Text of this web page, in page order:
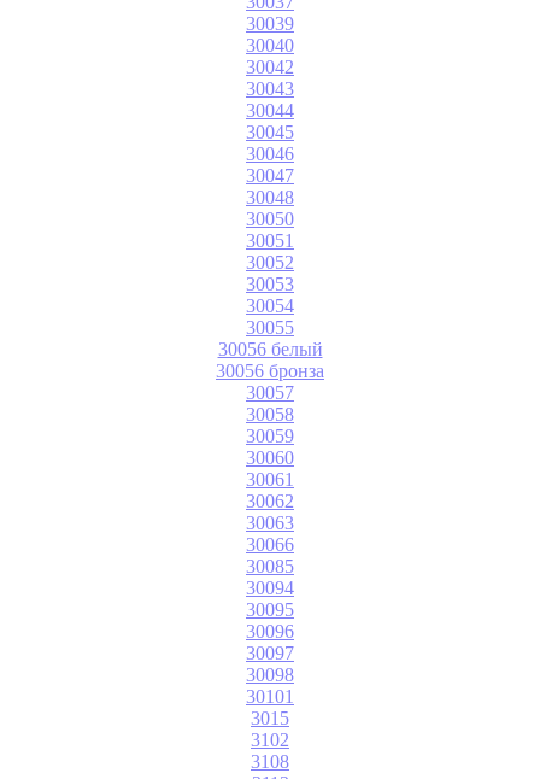
30039
30040
30042
30043
30044
30045
30046
30047
30048
30050
30051
30052
30053
30054
30055
30056 белый
30056 бронза
30057
30058
30059
30060
30061
30062
30063
30066
30085
30094
30095
30096
30097
30098
30101
3015
3102
3108